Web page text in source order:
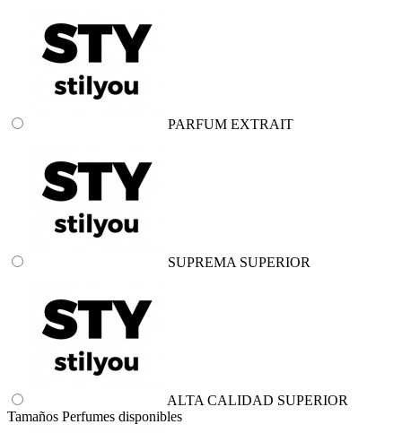
PARFUM EXTRAIT
SUPREMA SUPERIOR
ALTA CALIDAD SUPERIOR
Tamaños Perfumes disponibles